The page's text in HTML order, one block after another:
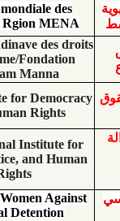
Marche mondiale
femmes – Rgion
Institut scandinave
de l'homme/
Haitham
Gulf Institute for
and Human
International
Peace, Justice, and
Moroccan Women
Political